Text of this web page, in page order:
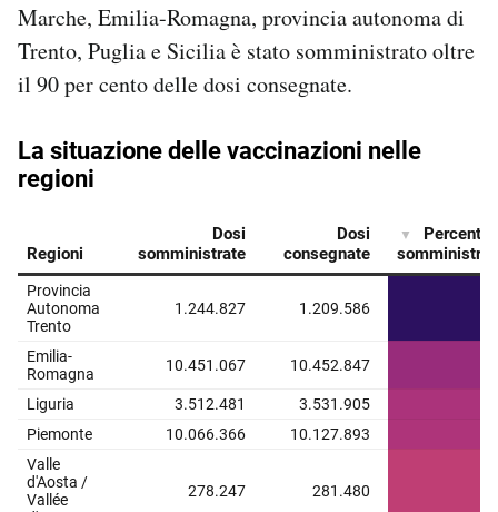
Marche, Emilia-Romagna, provincia autonoma di
Trento, Puglia e Sicilia è stato somministrato oltre
il 90 per cento delle dosi consegnate.